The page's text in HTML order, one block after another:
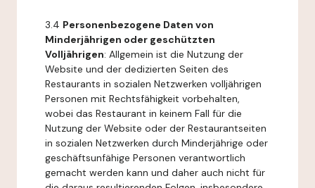
3.4 Personenbezogene Daten von
Minderjährigen oder geschützten
Volljährigen: Allgemein ist die Nutzung der
Website und der dedizierten Seiten des
Restaurants in sozialen Netzwerken volljährigen
Personen mit Rechtsfähigkeit vorbehalten,
wobei das Restaurant in keinem Fall für die
Nutzung der Website oder der Restaurantseiten
in sozialen Netzwerken durch Minderjährige oder
geschäftsunfähige Personen verantwortlich
gemacht werden kann und daher auch nicht für